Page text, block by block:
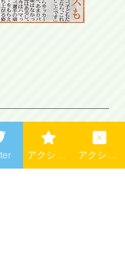
事業・空撮写真撮影・